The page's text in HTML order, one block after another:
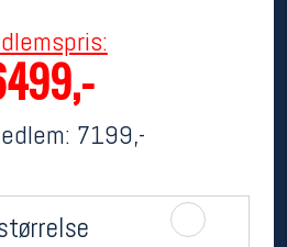
7199,-
oss
klokken 10-13)